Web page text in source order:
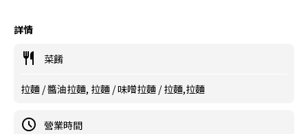
詳情
菜餚
拉麵 / 醬油拉麵, 拉麵 / 味噌拉麵 / 拉麵,拉麵
營業時間